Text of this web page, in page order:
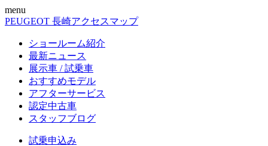
menu
PEUGEOT 長崎アクセスマップ
ショールーム紹介
最新ニュース
展示車 / 試乗車
おすすめモデル
アフターサービス
認定中古車
スタッフブログ
試乗申込み